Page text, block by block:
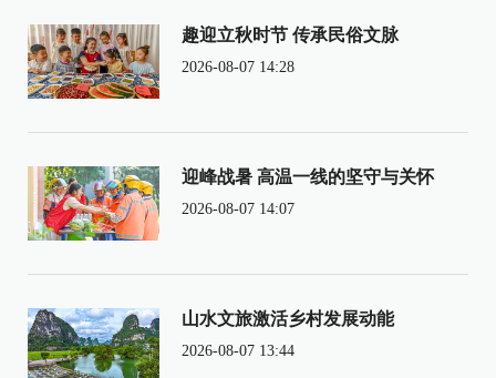
趣迎立秋时节 传承民俗文脉
2026-08-07 14:28
迎峰战暑 高温一线的坚守与关怀
2026-08-07 14:07
山水文旅激活乡村发展动能
2026-08-07 13:44